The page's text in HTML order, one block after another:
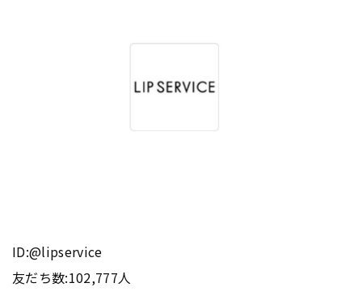
ID:@lipservice
友だち数:102,777人